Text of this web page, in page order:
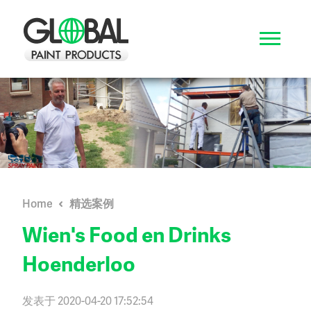
Home 精选案例
Wien's Food en Drinks
Hoenderloo
发表于 2020-04-20 17:52:54